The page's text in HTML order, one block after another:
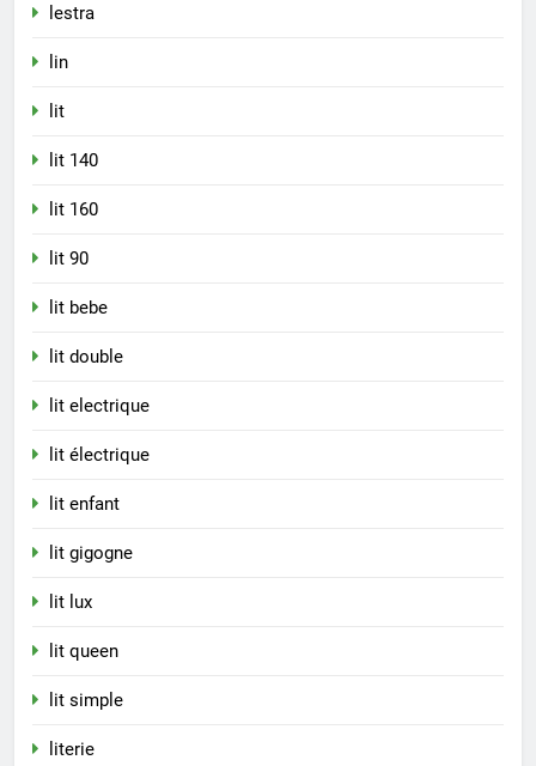
lestra
lin
lit
lit 140
lit 160
lit 90
lit bebe
lit double
lit electrique
lit électrique
lit enfant
lit gigogne
lit lux
lit queen
lit simple
literie